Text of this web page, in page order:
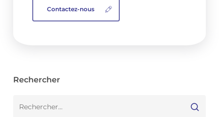
Contactez-nous
Rechercher